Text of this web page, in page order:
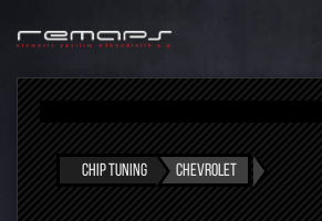
CHIP TUNING CHEVROLET